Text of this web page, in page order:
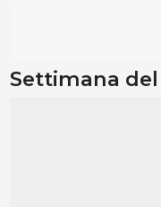
Settimana del